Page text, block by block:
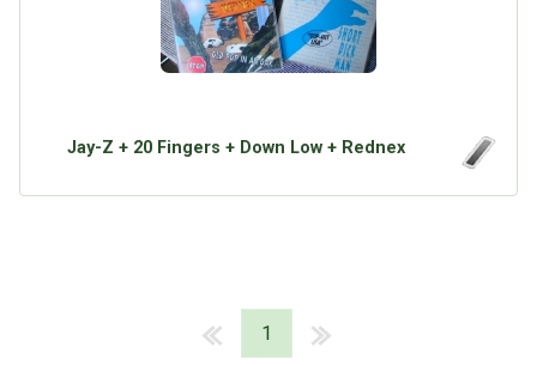
Jay-Z + 20 Fingers + Down Low + Rednex
1